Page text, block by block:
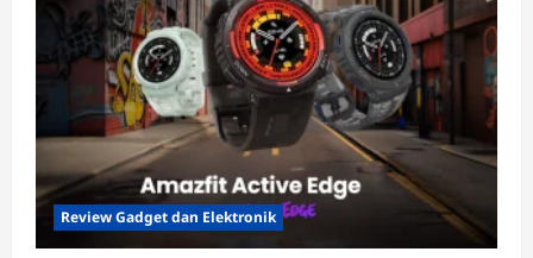
Detektif
Data
yang
Menyelamatkan
Miliaran
Dolar
di
Era
AI
2025
Review Gadget dan Elektronik